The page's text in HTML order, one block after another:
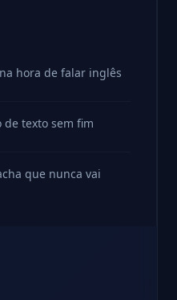
hora de falar inglês
texto sem fim
que nunca vai